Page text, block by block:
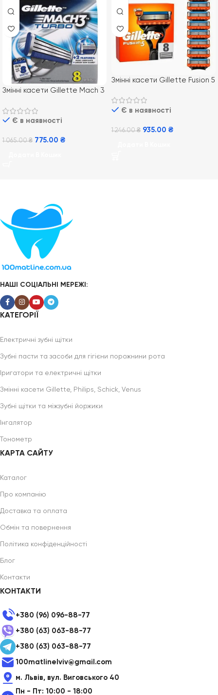
Змінні касети Gillette Mach 3
Є в наявності
1 065.00₴ 775.00 ₴
Змінні касети Gillette Fusion 5
Є в наявності
1 246.00₴ 935.00 ₴
НАШІ СОЦІАЛЬНІ МЕРЕЖІ:
КАТЕГОРІЇ
Електричні зубні щітки
Зубні пасти та засоби для гігієни порожнини рота
Іригатори та електричні щітки
Змінні касети Gillette, Philips, Schick, Venus
Зубні щітки та міжзубні йоржики
Інгалятор
Тонометр
КАРТА САЙТУ
Каталог
Про компанію
Доставка та оплата
Обмін та повернення
Політика конфіденційності
Блог
Контакти
КОНТАКТИ
+380 (96) 096-88-77
+380 (63) 063-88-77
+380 (63) 063-88-77
100matlinelviv@gmail.com
м. Львів, вул. Виговського 40
Пн - Пт: 10:00 - 18:00